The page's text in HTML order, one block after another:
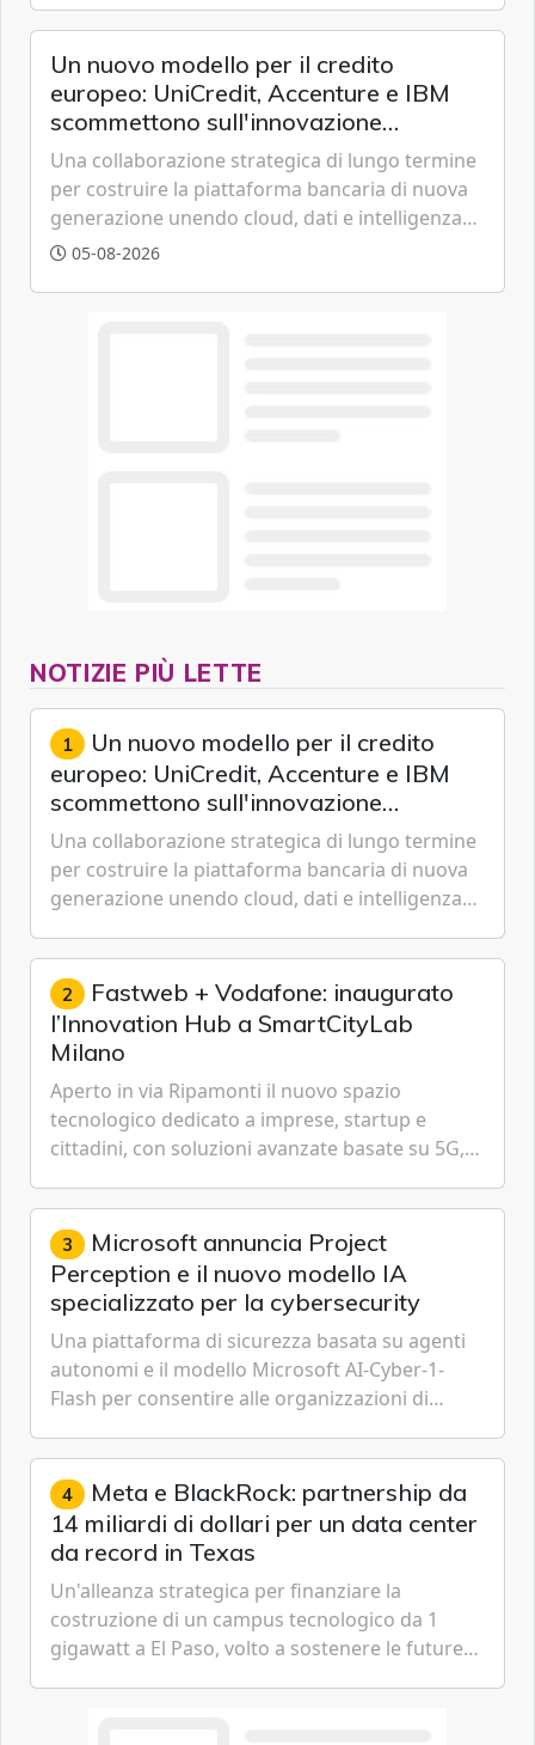
Un nuovo modello per il credito
europeo: UniCredit, Accenture e IBM
scommettono sull'innovazione
tecnologica
Una collaborazione strategica di lungo termine
per costruire la piattaforma bancaria di nuova
generazione unendo cloud, dati e intelligenza
artificiale.
05-08-2026
NOTIZIE PIÙ LETTE
1 Un nuovo modello per il credito
europeo: UniCredit, Accenture e IBM
scommettono sull'innovazione
tecnologica
Una collaborazione strategica di lungo termine
per costruire la piattaforma bancaria di nuova
generazione unendo cloud, dati e intelligenza
2 Fastweb + Vodafone: inaugurato
l’Innovation Hub a SmartCityLab
Milano
Aperto in via Ripamonti il nuovo spazio
tecnologico dedicato a imprese, startup e
cittadini, con soluzioni avanzate basate su 5G,
Cybersecurity.
3 Microsoft annuncia Project
Perception e il nuovo modello IA
specializzato per la cybersecurity
Una piattaforma di sicurezza basata su agenti
autonomi e il modello Microsoft AI-Cyber-1-
Flash per consentire alle organizzazioni di
gestione continua del rischio.
4 Meta e BlackRock: partnership da
14 miliardi di dollari per un data center
da record in Texas
Un'alleanza strategica per finanziare la
costruzione di un campus tecnologico da 1
gigawatt a El Paso, volto a sostenere le future